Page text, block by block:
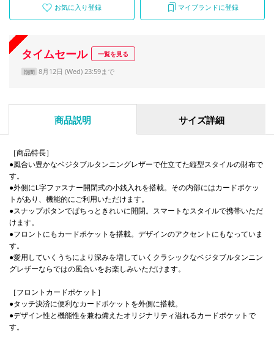
お気に入り登録 マイブランドに登録
タイムセール 一覧を見る
期間 8月12日 (Wed) 23:59まで
商品説明 サイズ詳細
［商品特長］
●風合い豊かなベジタブルタンニングレザーで仕立てた縦型スタイルの財布で
す。
●外側にL字ファスナー開閉式の小銭入れを搭載。その内部にはカードポケッ
トがあり、機能的にご利用いただけます。
●スナップボタンでぱちっときれいに開閉。スマートなスタイルで携帯いただ
けます。
●フロントにもカードポケットを搭載。デザインのアクセントにもなっていま
す。
●愛用していくうちにより深みを増していくクラシックなベジタブルタンニン
グレザーならではの風合いをお楽しみいただけます。
［フロントカードポケット］
●タッチ決済に便利なカードポケットを外側に搭載。
●デザイン性と機能性を兼ね備えたオリジナリティ溢れるカードポケットで
す。